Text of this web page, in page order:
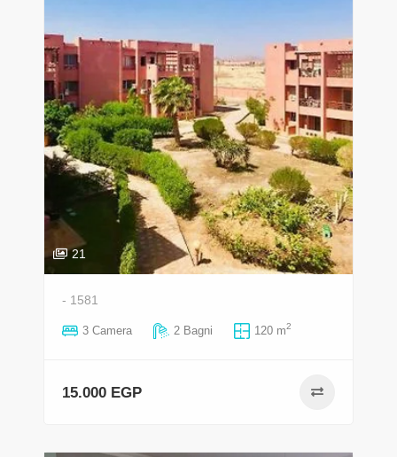
21
- 1581
3 Camera 2 Bagni 120 m2
15.000 EGP